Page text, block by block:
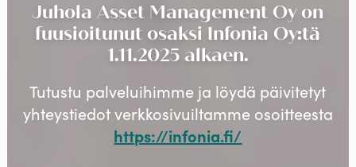
Juhola Asset Management Oy on
fuusioitunut osaksi Infonia Oy:tä
1.11.2025 alkaen.
Tutustu palveluihimme ja löydä päivitetyt
yhteystiedot verkkosivuiltamme osoitteesta
https://infonia.fi/